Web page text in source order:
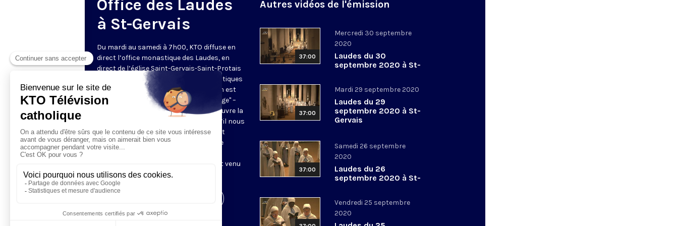
Office des Laudes
à St-Gervais
Du mardi au samedi à 7h00, KTO diffuse en
direct l’office monastique des Laudes, en
direct de l’église Saint-Gervais-Saint-Protais
(Paris IVe), avec les Fraternités Monastiques
de Jérusalem. Les Laudes – dont le nom est
dérivé du terme latin qui signifie "louange" –
sont d’abord la prière de louange qui ouvre la
journée pour remercier Dieu du don qu’il nous
fait de ce jour nouveau, et le placer tout
entier sous son regard. Mais son heure
Résurrection du Seigneur, "soleil levant venu
nous visiter" (Lc 1,28).
Autres vidéos de l'émission
37:00
Mercredi 30 septembre
2020
Laudes du 30
septembre 2020 à St-
37:00
Mardi 29 septembre 2020
Laudes du 29
septembre 2020 à St-
Gervais
37:00
Samedi 26 septembre
2020
Laudes du 26
septembre 2020 à St-
Vendredi 25 septembre
2020